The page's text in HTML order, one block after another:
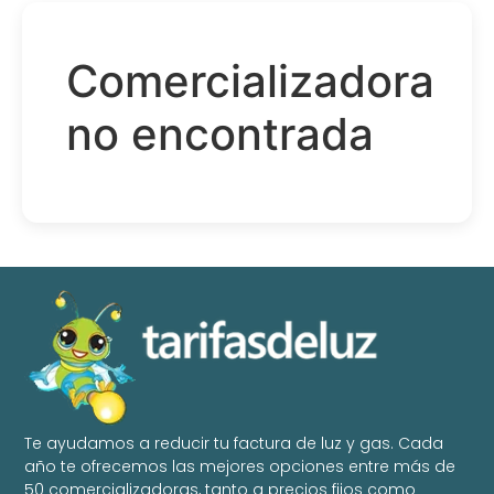
Comercializadora
no encontrada
Te ayudamos a reducir tu factura de luz y gas. Cada
año te ofrecemos las mejores opciones entre más de
50 comercializadoras, tanto a precios fijos como